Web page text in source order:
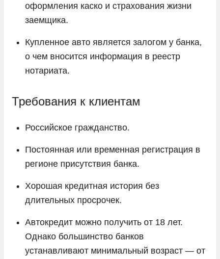
оформления каско и страхования жизни
заемщика.
Купленное авто является залогом у банка,
о чем вносится информация в реестр
нотариата.
Требования к клиентам
Российское гражданство.
Постоянная или временная регистрация в
регионе присутствия банка.
Хорошая кредитная история без
длительных просрочек.
Автокредит можно получить от 18 лет.
Однако большинство банков
устанавливают минимальный возраст — от